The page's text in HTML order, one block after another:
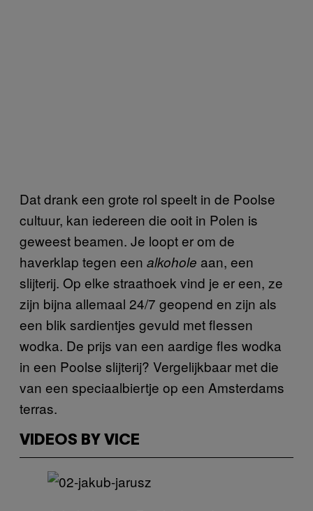
Dat drank een grote rol speelt in de Poolse
cultuur, kan iedereen die ooit in Polen is
geweest beamen. Je loopt er om de
haverklap tegen een alkohole aan, een
slijterij. Op elke straathoek vind je er een, ze
zijn bijna allemaal 24/7 geopend en zijn als
een blik sardientjes gevuld met flessen
wodka. De prijs van een aardige fles wodka
in een Poolse slijterij? Vergelijkbaar met die
van een speciaalbiertje op een Amsterdams
terras.
VIDEOS BY VICE